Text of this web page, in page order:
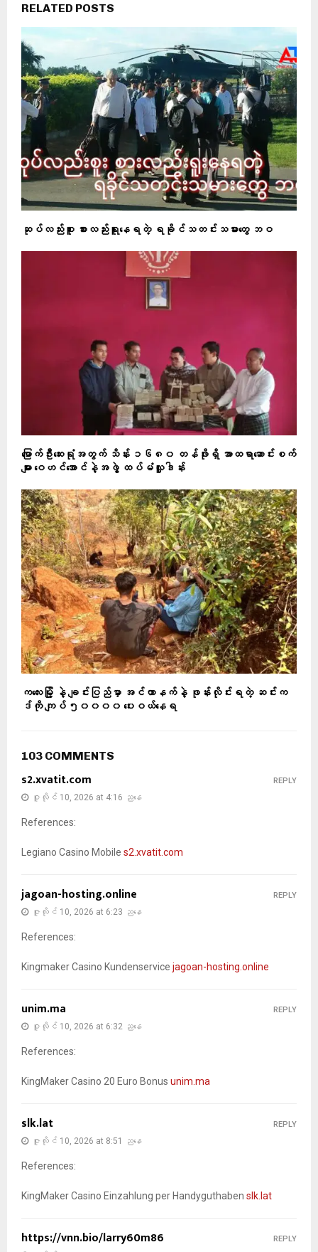
RELATED POSTS
ဆုပ်လည်းစူး စားလည်းရူးနေရတဲ့ ရခိုင်သတင်းသမားတွေ ဘဝ
မြောက်ဦးဆေးရုံအတွက် သိန်း ၁၆၈၀ တန်ဖိုးရှိ အာထရာဆောင်းစက်
များ ဝေဟင်အောင်နဲ့အဖွဲ့ ထပ်မံလှူဒါန်း
ကလေးမြို့ နဲ့ ချင်းပြည်မှာ အင်တာနက်နဲ့ ဖုန်းလိုင်းရတဲ့ ဆင်းက
ဒ်ကို ကျပ် ၅၀၀၀၀ ပေးဝယ်နေရ
103 COMMENTS
s2.xvatit.com
ဇူလိုင် 10, 2026 at 4:16 ညနေ
References:
Legiano Casino Mobile s2.xvatit.com
REPLY
jagoan-hosting.online
ဇူလိုင် 10, 2026 at 6:23 ညနေ
References:
Kingmaker Casino Kundenservice jagoan-hosting.online
REPLY
unim.ma
ဇူလိုင် 10, 2026 at 6:32 ညနေ
References:
KingMaker Casino 20 Euro Bonus unim.ma
REPLY
slk.lat
ဇူလိုင် 10, 2026 at 8:51 ညနေ
References:
KingMaker Casino Einzahlung per Handyguthaben slk.lat
REPLY
https://vnn.bio/larry60m86 REPLY